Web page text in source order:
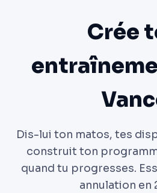
Crée
Dis-lui ton matos, tes
construit ton
quand tu progresses.
annulation en